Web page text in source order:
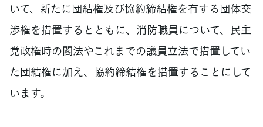
いて、新たに団結権及び協約締結権を有する団体交
渉権を措置するとともに、消防職員について、民主
党政権時の閣法やこれまでの議員立法で措置してい
た団結権に加え、協約締結権を措置することにして
います。